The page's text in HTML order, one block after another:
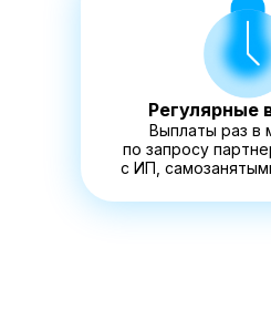
Регулярные
Выплаты раз в
по запросу
с ИП,